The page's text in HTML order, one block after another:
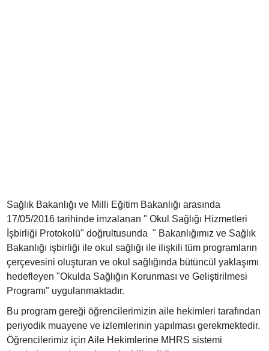
Sağlık Bakanlığı ve Milli Eğitim Bakanlığı arasında
17/05/2016 tarihinde imzalanan " Okul Sağlığı Hizmetleri
İşbirliği Protokolü" doğrultusunda " Bakanlığımız ve Sağlık
Bakanlığı işbirliği ile okul sağlığı ile ilişkili tüm programların
çerçevesini oluşturan ve okul sağlığında bütüncül yaklaşımı
hedefleyen "Okulda Sağlığın Korunması ve Geliştirilmesi
Programı" uygulanmaktadır.
Bu program gereği öğrencilerimizin aile hekimleri tarafından
periyodik muayene ve izlemlerinin yapılması gerekmektedir.
Öğrencilerimiz için Aile Hekimlerine MHRS sistemi